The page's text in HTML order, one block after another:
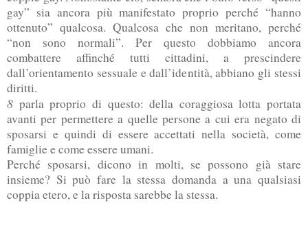
gay” sia ancora più manifestato proprio perché “hanno
ottenuto” qualcosa. Qualcosa che non meritano, perché
“non sono normali”. Per questo dobbiamo ancora
combattere affinché tutti cittadini, a prescindere
dall’orientamento sessuale e dall’identità, abbiano gli stessi
diritti.
8 parla proprio di questo: della coraggiosa lotta portata
avanti per permettere a quelle persone a cui era negato di
sposarsi e quindi di essere accettati nella società, come
famiglie e come essere umani.
Perché sposarsi, dicono in molti, se possono già stare
insieme? Si può fare la stessa domanda a una qualsiasi
coppia etero, e la risposta sarebbe la stessa.